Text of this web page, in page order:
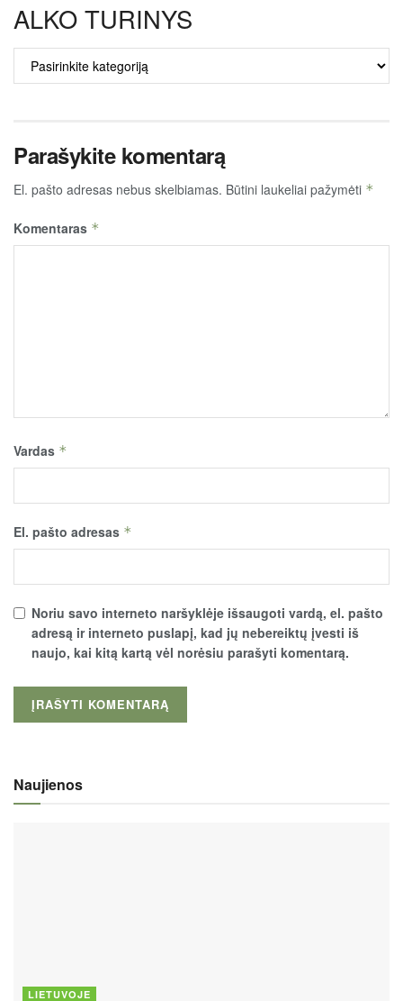
ALKO TURINYS
TURINYS
Parašykite komentarą
El. pašto adresas nebus skelbiamas. Būtini laukeliai pažymėti *
Komentaras *
Vardas *
El. pašto adresas *
Noriu savo interneto naršyklėje išsaugoti vardą, el. pašto
adresą ir interneto puslapį, kad jų nebereiktų įvesti iš
naujo, kai kitą kartą vėl norėsiu parašyti komentarą.
Naujienos
LIETUVOJE